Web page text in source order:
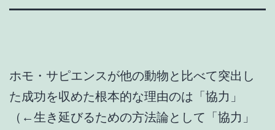
ホモ・サピエンスが他の動物と比べて突出し
た成功を収めた根本的な理由のは「協力」
（←生き延びるための方法論として「協力」